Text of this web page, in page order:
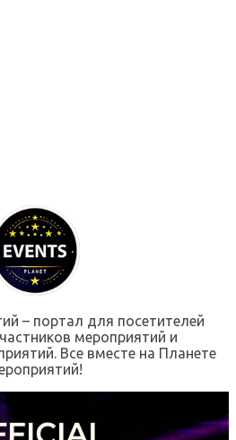
– портал для посетителей
мероприятий и
Все вместе на Планете